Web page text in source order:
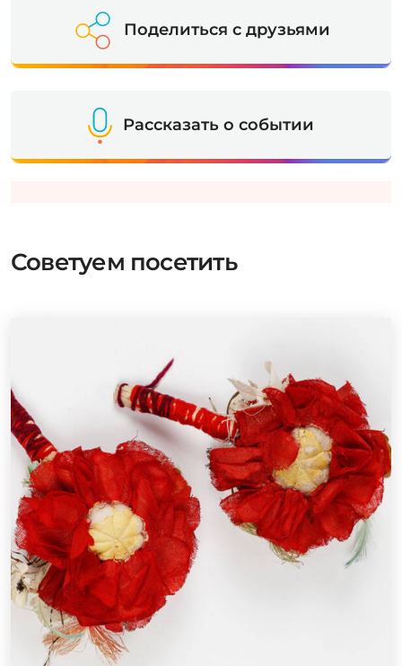
Поделиться с друзьями
Рассказать о событии
Советуем посетить